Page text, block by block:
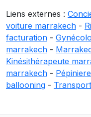
Liens externes :
voiture marrakech -
facturation -
marrakech -
Kinésithérapeute
marrakech -
ballooning -